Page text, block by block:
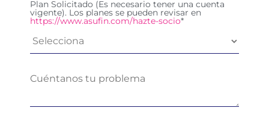
Plan Solicitado (Es necesario tener una cuenta
vigente). Los planes se pueden revisar en
https://www.asufin.com/hazte-socio*